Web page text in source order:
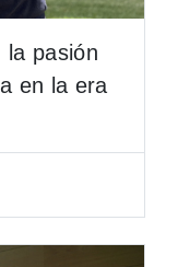
la pasión
en la era